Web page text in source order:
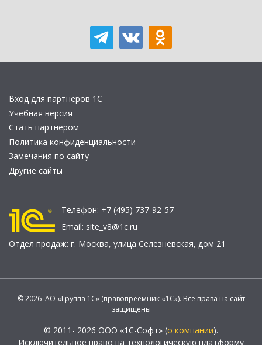
Вход для партнеров 1С
Учебная версия
Стать партнером
Политика конфиденциальности
Замечания по сайту
Другие сайты
Телефон: +7 (495) 737-92-57
Email: site_v8@1c.ru
Отдел продаж: г. Москва, улица Селезнёвская, дом 21
© 2026 АО «Группа 1С» (правопреемник «1С»). Все права на сайт
защищены
© 2011- 2026 ООО «1С-Софт» (о компании).
Исключительное право на технологическую платформу